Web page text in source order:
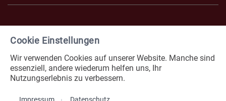
FACEBOOK NONNENHORN
Impressum
Datenschutz
Cookie Einstellungen
Wir verwenden Cookies auf unserer Website. Manche sind
essenziell, andere wiederum helfen uns, Ihr
Nutzungserlebnis zu verbessern.